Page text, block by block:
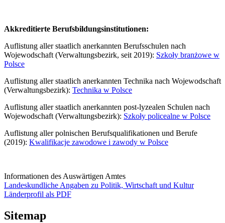
Akkreditierte Berufsbildungsinstitutionen:
Auflistung aller staatlich anerkannten Berufsschulen nach
Wojewodschaft (Verwaltungsbezirk, seit 2019): Szkoły branżowe w
Polsce
Auflistung aller staatlich anerkannten Technika nach Wojewodschaft
(Verwaltungsbezirk): Technika w Polsce
Auflistung aller staatlich anerkannten post-lyzealen Schulen nach
Wojewodschaft (Verwaltungsbezirk): Szkoły policealne w Polsce
Auflistung aller polnischen Berufsqualifikationen und Berufe
(2019): Kwalifikacje zawodowe i zawody w Polsce
Informationen des Auswärtigen Amtes
Landeskundliche Angaben zu Politik, Wirtschaft und Kultur
Länderprofil als PDF
Sitemap